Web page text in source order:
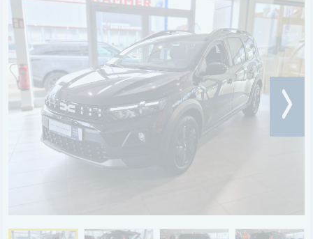
Kia
Ford
Land Rover
Renault
Dacia
SERVICE